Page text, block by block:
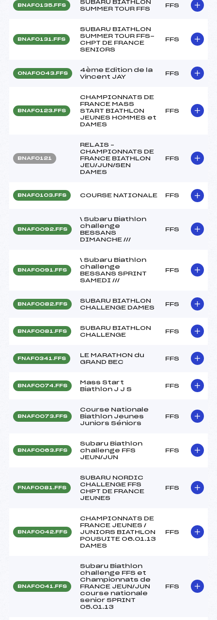
BNAF0135.FFS
SUBARU BIATHLON
SUMMER TOUR FFS
FFS
BNAF0131.FFS
SUBARU BIATHLON
SUMMER TOUR FFS-
CHPT DE FRANCE
SENIORS
FFS
ONAF0043.FFS
4ème Edition de la
Vincent JAY
FFS
BNAF0123.FFS
CHAMPIONNATS DE
FRANCE MASS
START BIATHLON
JEUNES HOMMES et
DAMES
FFS
BNAF0121
RELAIS –
CHAMPIONNATS DE
FRANCE BIATHLON
JEU/JUN/SEN
DAMES
FFS
BNAF0103.FFS COURSE NATIONALE FFS
BNAF0092.FFS
\ Subaru Biathlon
challenge
BESSANS
DIMANCHE ///
FFS
BNAF0091.FFS
\ Subaru Biathlon
challenge
BESSANS SPRINT
SAMEDI ///
FFS
BNAF0082.FFS
SUBARU BIATHLON
CHALLENGE DAMES
FFS
BNAF0081.FFS
SUBARU BIATHLON
CHALLENGE
FFS
FNAF0341.FFS
LE MARATHON du
GRAND BEC
FFS
BNAF0074.FFS
Mass Start
Biathlon J J S
FFS
BNAF0073.FFS
Course Nationale
Biathlon Jeunes
Juniors Séniors
FFS
BNAF0063.FFS
Subaru Biathlon
challenge FFS
JEUN/JUN
FFS
FNAF0081.FFS
SUBARU NORDIC
CHALLENGE FFS
CHPT DE FRANCE
JEUNES
FFS
BNAF0042.FFS
CHAMPIONNATS DE
FRANCE JEUNES /
JUNIORS BIATHLON
POUSUITE 06.01.13
DAMES
FFS
BNAF0041.FFS
Subaru Biathlon
challenge FFS et
Championnats de
FRANCE JEUN/JUN
course nationale
senior SPRINT
05.01.13
FFS